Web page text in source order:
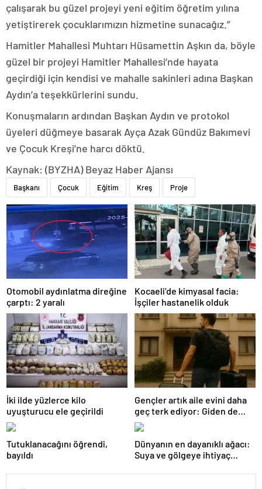
çalışarak bu güzel projeyi yeni eğitim öğretim yılına
yetiştirerek çocuklarımızın hizmetine sunacağız.”
Hamitler Mahallesi Muhtarı Hüsamettin Aşkın da, böyle
güzel bir projeyi Hamitler Mahallesi’nde hayata
geçirdiği için kendisi ve mahalle sakinleri adına Başkan
Aydın’a teşekkürlerini sundu.
Konuşmaların ardından Başkan Aydın ve protokol
üyeleri düğmeye basarak Ayça Azak Gündüz Bakımevi
ve Çocuk Kreşi’ne harcı döktü.
Kaynak: (BYZHA) Beyaz Haber Ajansı
Başkanı Çocuk Eğitim Kreş Proje
Otomobil aydınlatma direğine
çarptı: 2 yaralı
Kocaeli’de kimyasal facia:
İşçiler hastanelik olduk
İki ilde yüzlerce kilo
uyuşturucu ele geçirildi
Gençler artık aile evini daha
geç terk ediyor: Giden de
geri dönüyor
Tutuklanacağını öğrendi,
bayıldı
Dünyanın en dayanıklı ağacı:
Suya ve gölgeye ihtiyaç
veriyor!